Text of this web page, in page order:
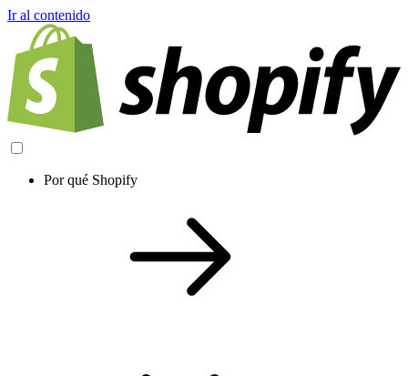
Ir al contenido
Por qué Shopify